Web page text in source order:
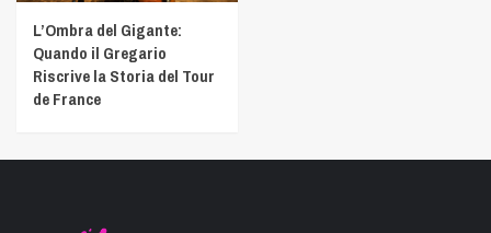
L’Ombra del Gigante:
Quando il Gregario
Riscrive la Storia del Tour
de France